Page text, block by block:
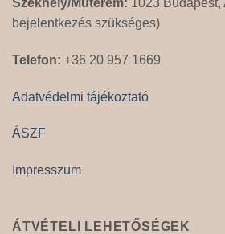
Székhely/Műterem: 1023 Budapest,
bejelentkezés szükséges)
Telefon: +36 20 957 1669
Adatvédelmi tájékoztató
ÁSZF
Impresszum
ÁTVÉTELI LEHETŐSÉGEK